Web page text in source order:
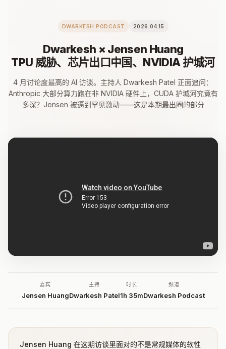
DWARKESH PODCAST 2026.04.15
Dwarkesh × Jensen Huang
TPU 威胁、芯片出口中国、NVIDIA 护城河
4 月讨论度最高的 AI 访谈。主持人 Dwarkesh Patel 正面追问：
Anthropic 大部分算力跑在非 NVIDIA 硬件上，CUDA 护城河究竟有
多深？Jensen 被逼到罕见激动——这是本期最出圈的部分
嘉宾
Jensen Huang
主持
Dwarkesh Patel
时长
1h 35m
频道
Dwarkesh Podcast
Jensen Huang 在这期访谈里面对的不是常规媒体的软性